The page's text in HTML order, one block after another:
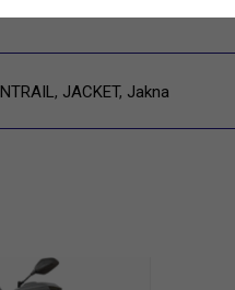
, JACKET, Jakna